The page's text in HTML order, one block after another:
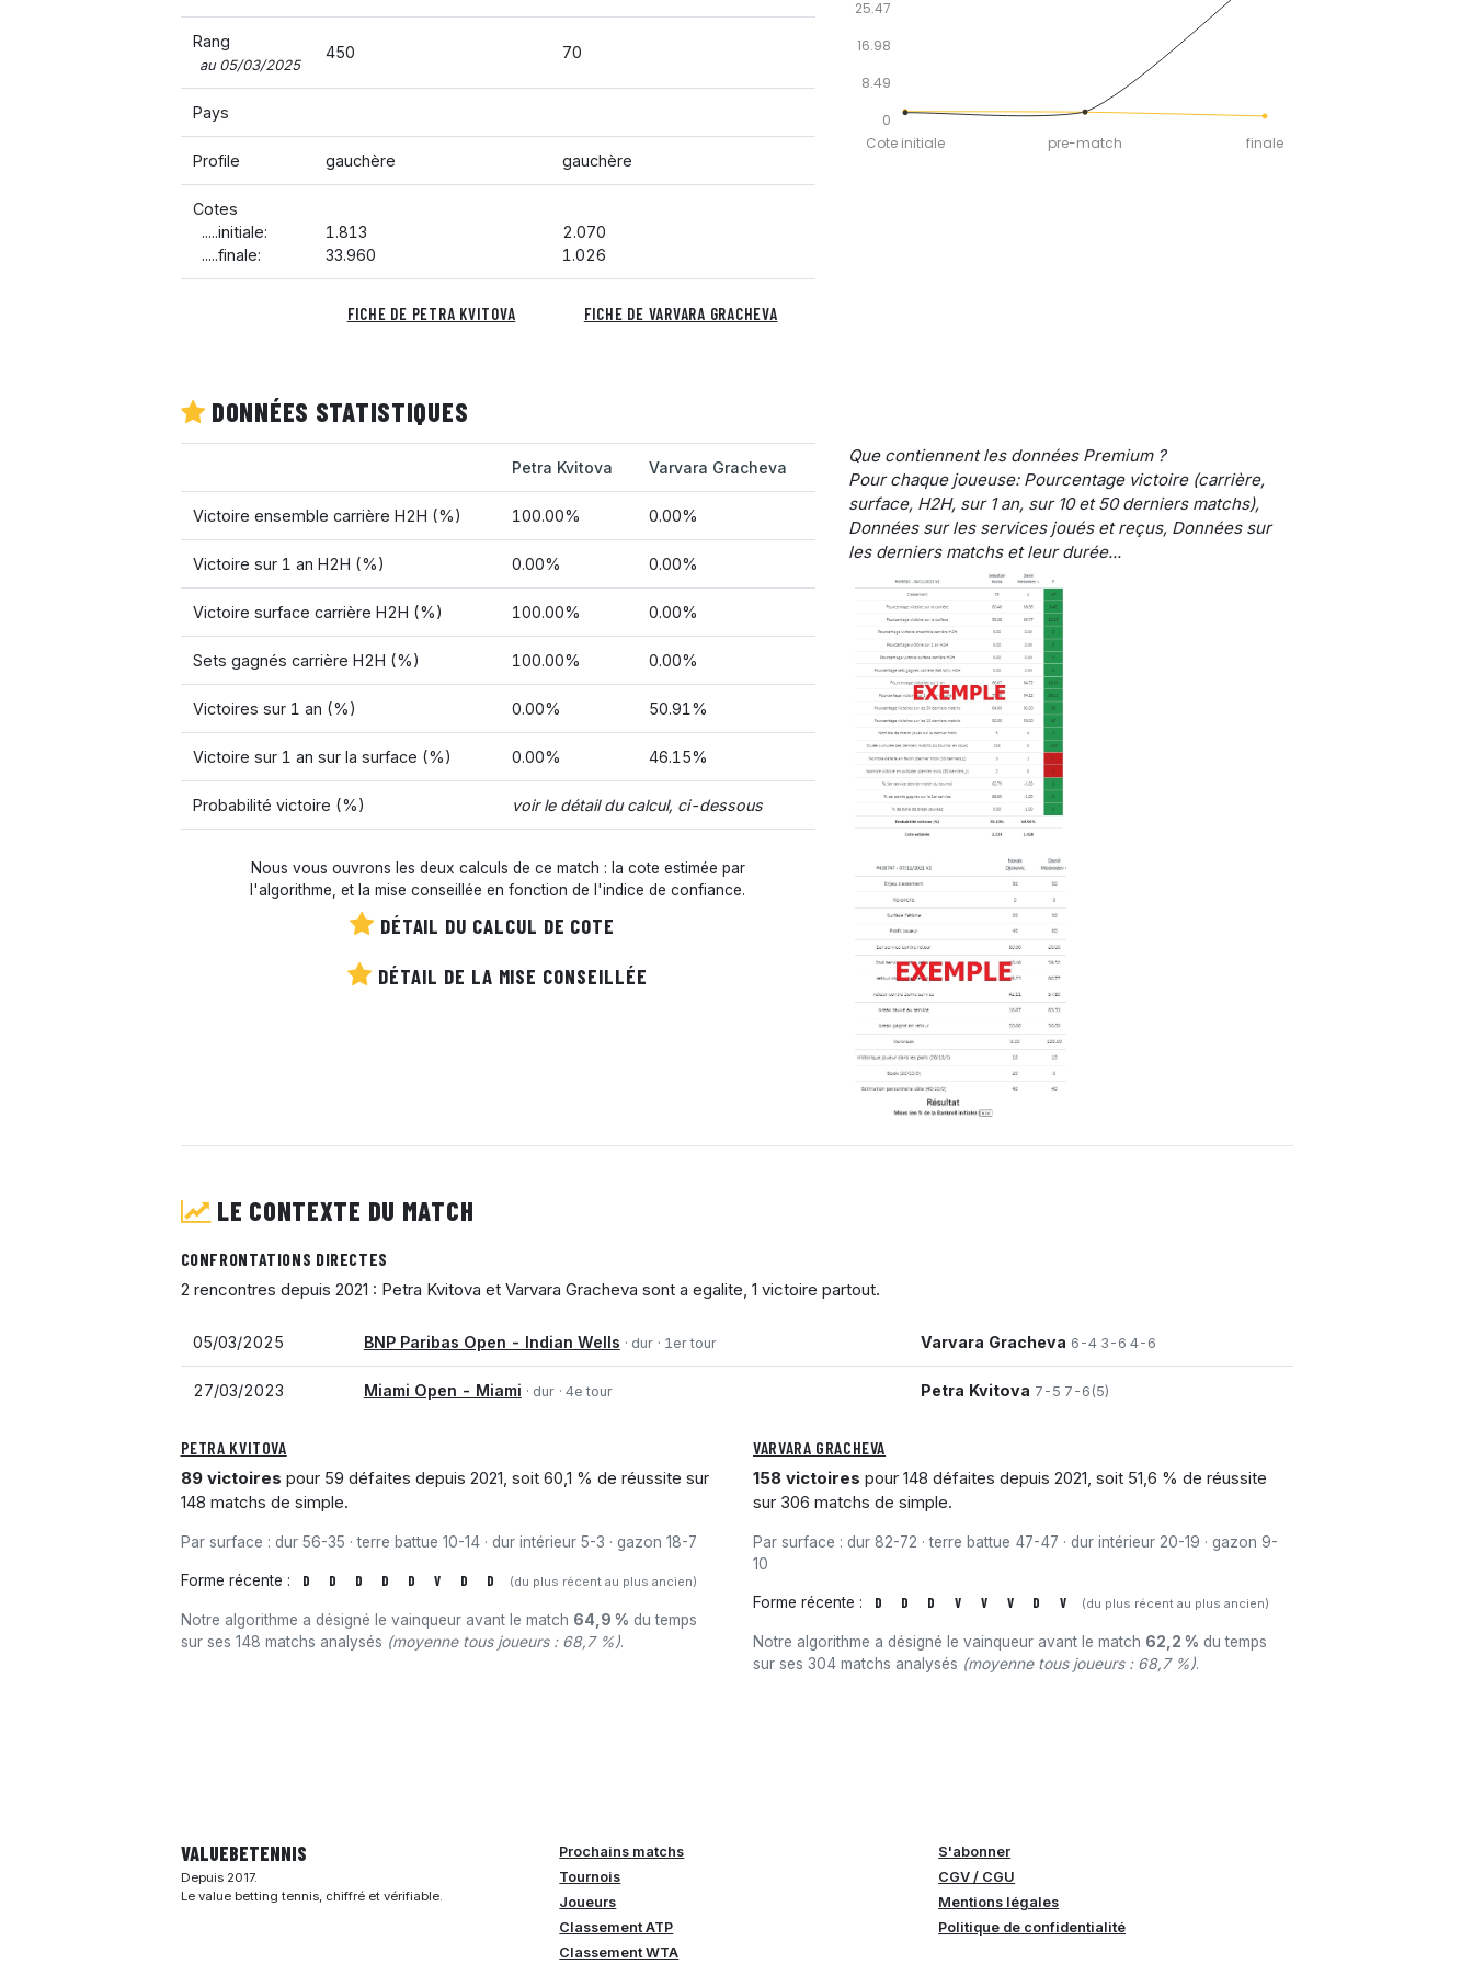
Rang
au 05/03/2025
450 70
Pays
Profile gauchère gauchère
Cotes
.....initiale:
.....finale:
1.813
33.960
2.070
1.026
FICHE DE PETRA KVITOVA FICHE DE VARVARA GRACHEVA
0
8.49
16.98
25.47
finale
pre-match
Cote initiale
DONNÉES STATISTIQUES
Petra Kvitova Varvara Gracheva
Victoire ensemble carrière H2H (%) 100.00% 0.00%
Victoire sur 1 an H2H (%) 0.00% 0.00%
Victoire surface carrière H2H (%) 100.00% 0.00%
Sets gagnés carrière H2H (%) 100.00% 0.00%
Victoires sur 1 an (%) 0.00% 50.91%
Victoire sur 1 an sur la surface (%) 0.00% 46.15%
Probabilité victoire (%) voir le détail du calcul, ci-dessous
Nous vous ouvrons les deux calculs de ce match : la cote estimée par
l'algorithme, et la mise conseillée en fonction de l'indice de confiance.
DÉTAIL DU CALCUL DE COTE
DÉTAIL DE LA MISE CONSEILLÉE
Que contiennent les données Premium ?
Pour chaque joueuse: Pourcentage victoire (carrière,
surface, H2H, sur 1 an, sur 10 et 50 derniers matchs),
Données sur les services joués et reçus, Données sur
les derniers matchs et leur durée...
LE CONTEXTE DU MATCH
CONFRONTATIONS DIRECTES
2 rencontres depuis 2021 : Petra Kvitova et Varvara Gracheva sont a egalite, 1 victoire partout.
05/03/2025 BNP Paribas Open - Indian Wells · dur · 1er tour Varvara Gracheva 6-4 3-6 4-6
27/03/2023 Miami Open - Miami · dur · 4e tour Petra Kvitova 7-5 7-6(5)
PETRA KVITOVA
89 victoires pour 59 défaites depuis 2021, soit 60,1 % de réussite sur
148 matchs de simple.
Par surface : dur 56-35 · terre battue 10-14 · dur intérieur 5-3 · gazon 18-7
Forme récente : D D D D D V D D (du plus récent au plus ancien)
Notre algorithme a désigné le vainqueur avant le match 64,9 % du temps
sur ses 148 matchs analysés (moyenne tous joueurs : 68,7 %).
VARVARA GRACHEVA
158 victoires pour 148 défaites depuis 2021, soit 51,6 % de réussite
sur 306 matchs de simple.
Par surface : dur 82-72 · terre battue 47-47 · dur intérieur 20-19 · gazon 9-
10
Forme récente : D D D V V V D V (du plus récent au plus ancien)
Notre algorithme a désigné le vainqueur avant le match 62,2 % du temps
sur ses 304 matchs analysés (moyenne tous joueurs : 68,7 %).
VALUEBETENNIS
Depuis 2017.
Le value betting tennis, chiffré et vérifiable.
Prochains matchs
Tournois
Joueurs
Classement ATP
Classement WTA
S'abonner
CGV / CGU
Mentions légales
Politique de confidentialité